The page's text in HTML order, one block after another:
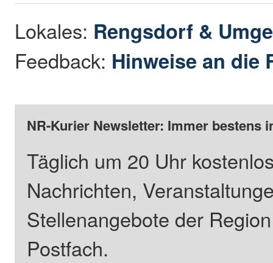
Lokales: Rengsdorf &
Feedback: Hinweise an die
NR-Kurier Newsletter: Immer bestens
Täglich um 20 Uhr
Nachrichten,
Stellenangebote der
Postfach.